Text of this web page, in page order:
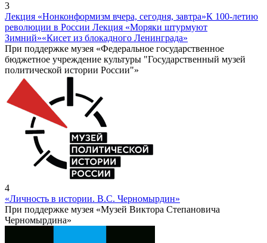
3
Лекция «Нонконформизм вчера, сегодня, завтра»К 100-летию
революции в России Лекция «Моряки штурмуют
Зимний»«Кисет из блокадного Ленинграда»
При поддержке музея «Федеральное государственное
бюджетное учреждение культуры "Государственный музей
политической истории России"»
4
«Личность в истории. В.С. Черномырдин»
При поддержке музея «Музей Виктора Степановича
Черномырдина»